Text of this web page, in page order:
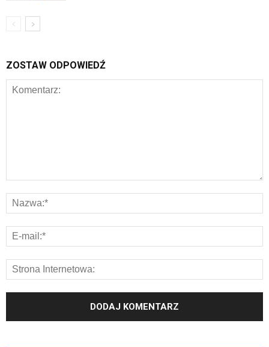
ZOSTAW ODPOWIEDŹ